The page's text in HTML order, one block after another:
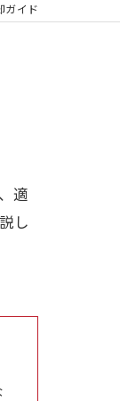
ガイド
適
し